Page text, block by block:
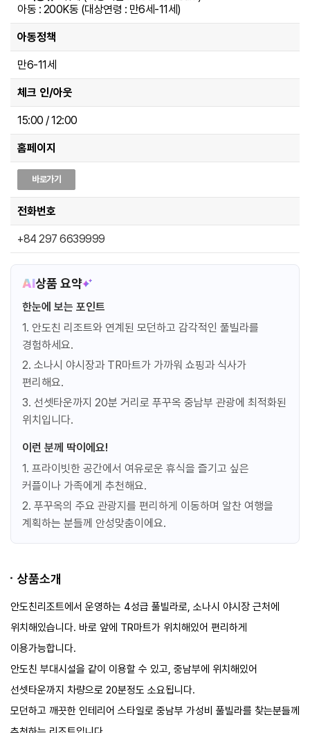
아동 : 200K동 (대상연령 : 만6세-11세)
아동정책
만6-11세
체크 인/아웃
15:00 / 12:00
홈페이지
바로가기
전화번호
+84 297 6639999
AI상품 요약
한눈에 보는 포인트
1. 안도친 리조트와 연계된 모던하고 감각적인 풀빌라를
경험하세요.
2. 소나시 야시장과 TR마트가 가까워 쇼핑과 식사가
편리해요.
3. 선셋타운까지 20분 거리로 푸꾸옥 중남부 관광에 최적화된
위치입니다.
이런 분께 딱이에요!
1. 프라이빗한 공간에서 여유로운 휴식을 즐기고 싶은
커플이나 가족에게 추천해요.
2. 푸꾸옥의 주요 관광지를 편리하게 이동하며 알찬 여행을
계획하는 분들께 안성맞춤이에요.
상품소개
​안도친리조트에서 운영하는 4성급 풀빌라로, 소나시 야시장 근처에
위치해있습니다. 바로 앞에 TR마트가 위치해있어 편리하게
이용가능합니다.
안도친 부대시설을 같이 이용할 수 있고, 중남부에 위치해있어
선셋타운까지 차량으로 20분정도 소요됩니다.
모던하고 깨끗한 인테리어 스타일로 중남부 가성비 풀빌라를 찾는분들께